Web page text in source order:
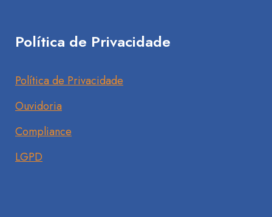
Política de Privacidade
Política de Privacidade
Ouvidoria
Compliance
LGPD